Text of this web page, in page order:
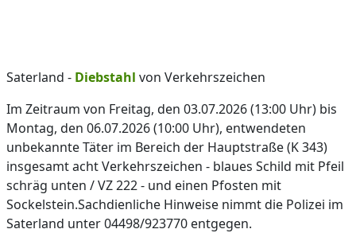
Saterland - Diebstahl von Verkehrszeichen
Im Zeitraum von Freitag, den 03.07.2026 (13:00 Uhr) bis
Montag, den 06.07.2026 (10:00 Uhr), entwendeten
unbekannte Täter im Bereich der Hauptstraße (K 343)
insgesamt acht Verkehrszeichen - blaues Schild mit Pfeil
schräg unten / VZ 222 - und einen Pfosten mit
Sockelstein.Sachdienliche Hinweise nimmt die Polizei im
Saterland unter 04498/923770 entgegen.